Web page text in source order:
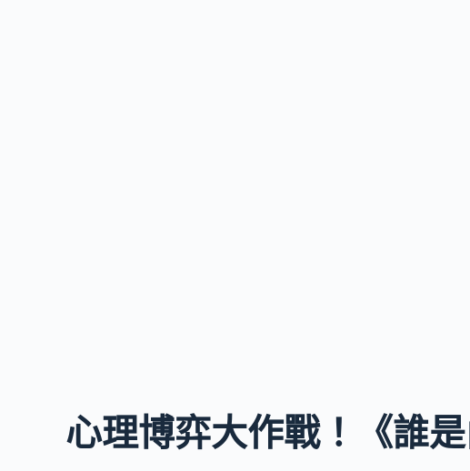
心理博弈大作戰！《誰